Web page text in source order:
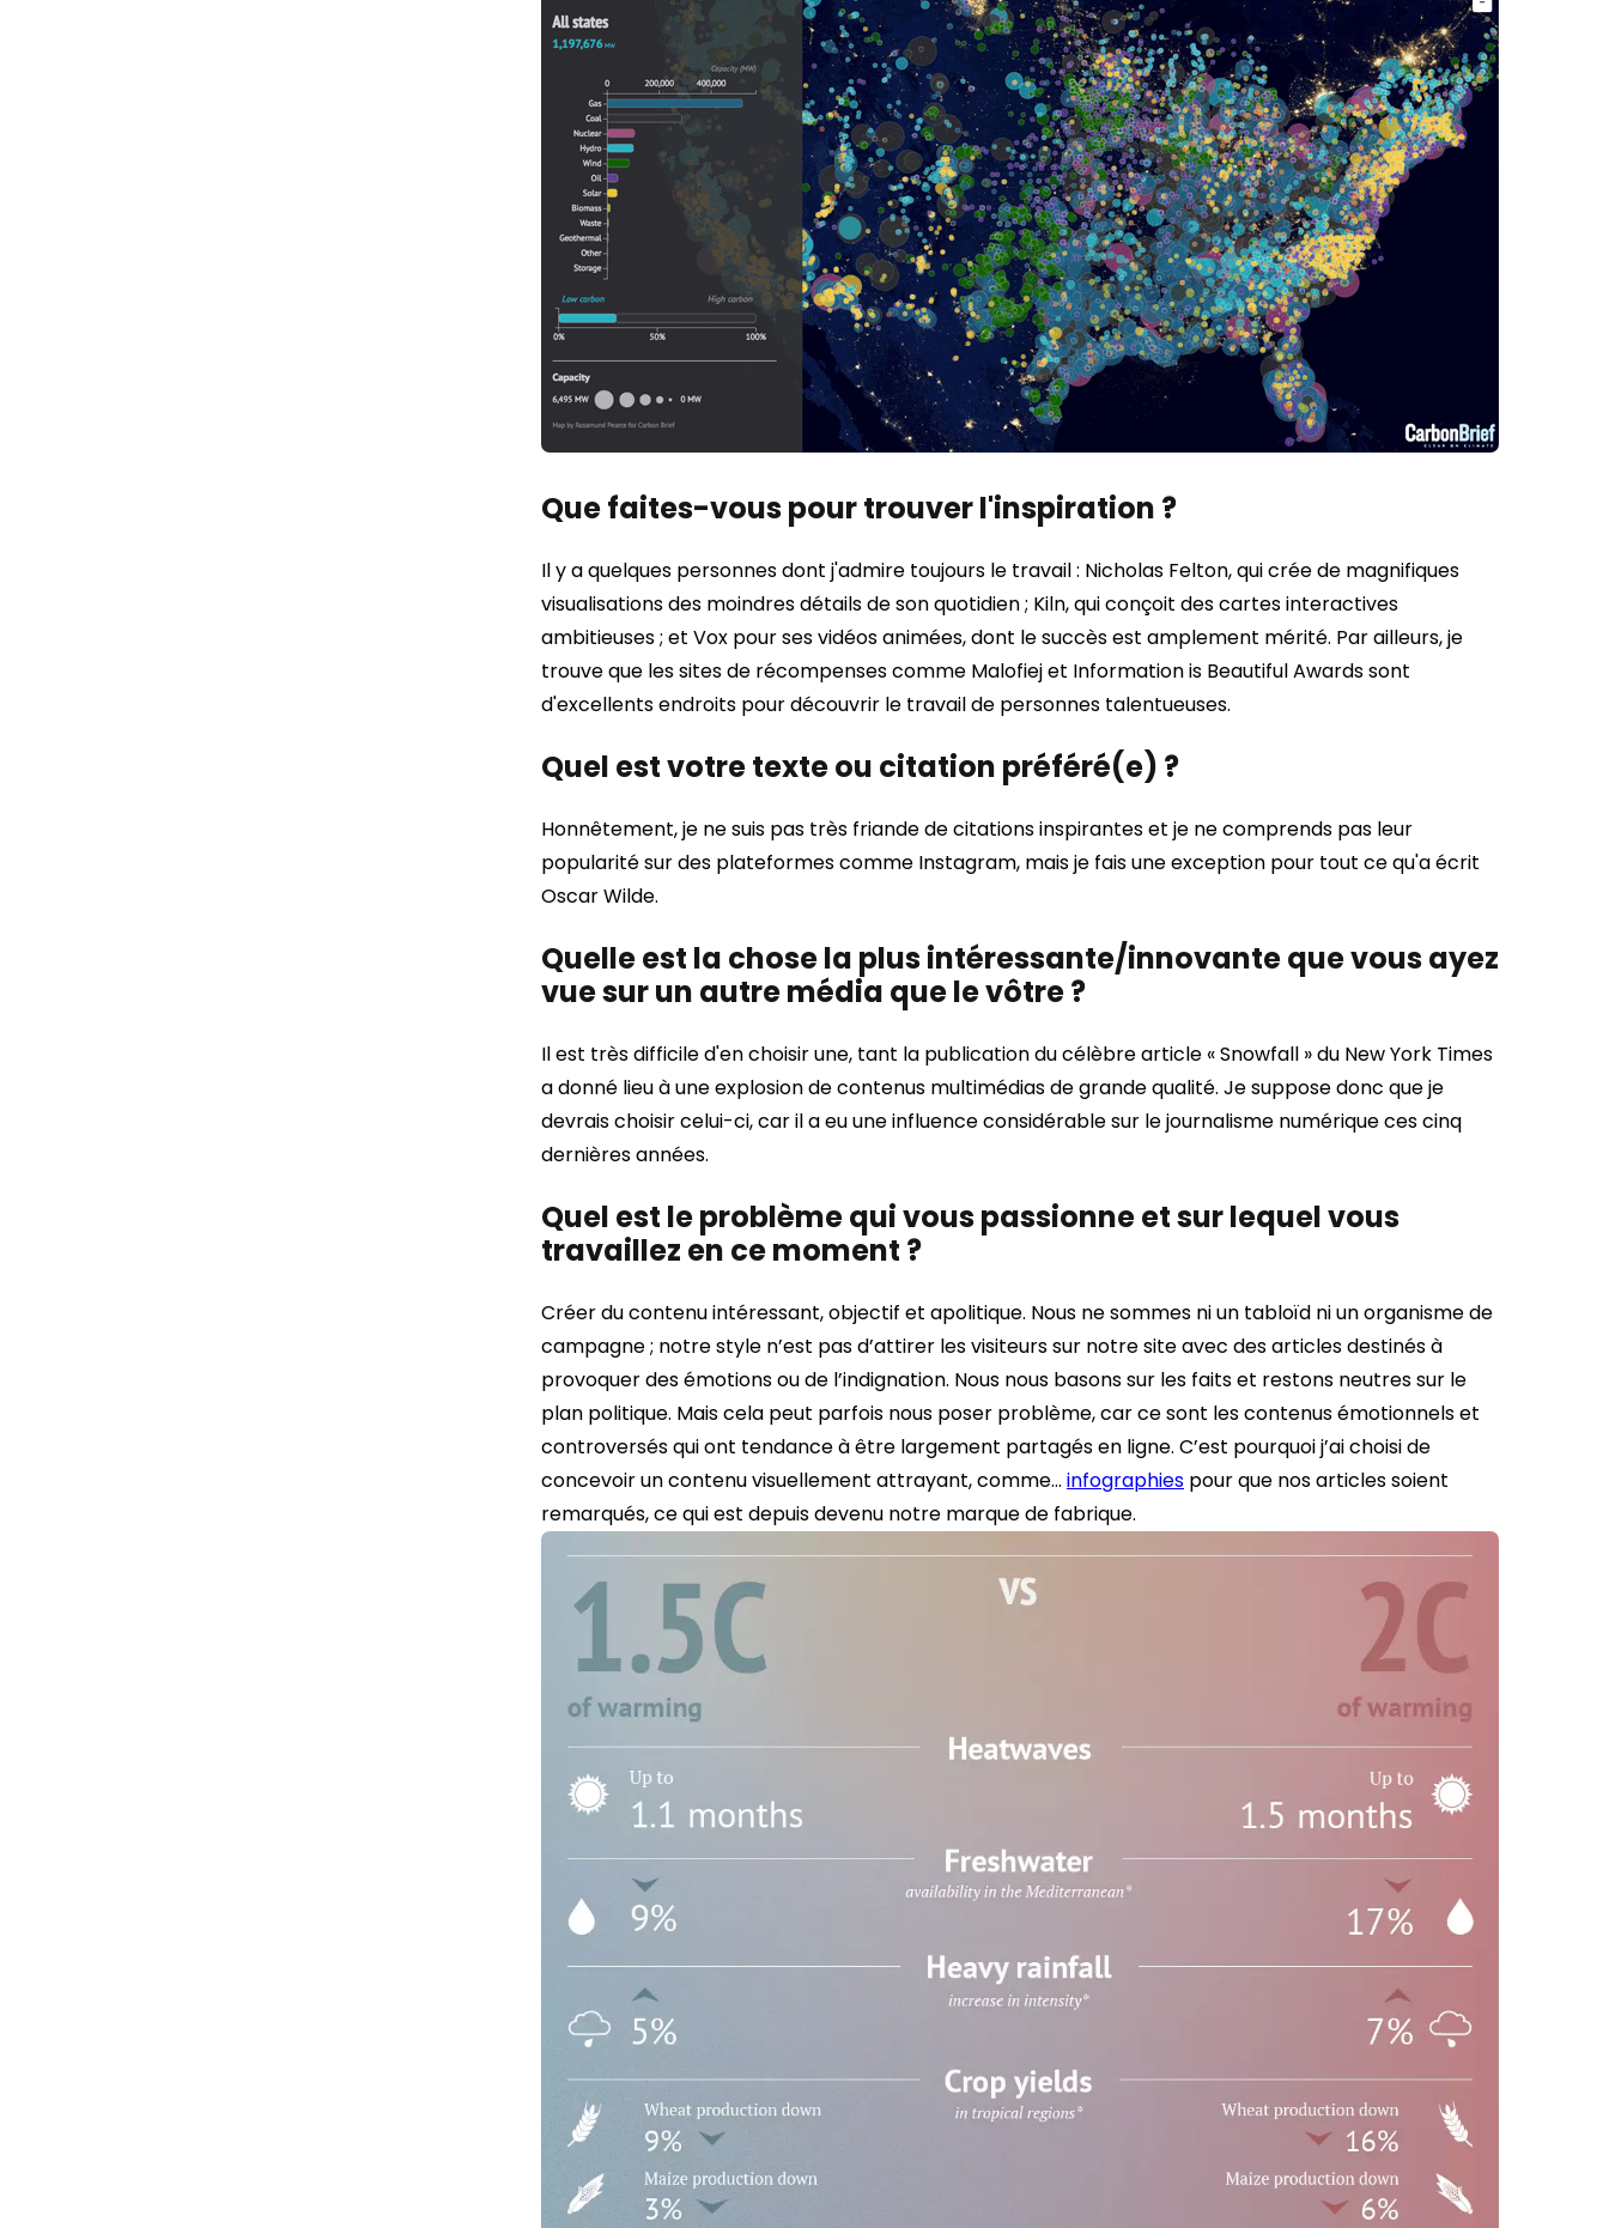
Que faites-vous pour trouver l'inspiration ?
Il y a quelques personnes dont j'admire toujours le travail : Nicholas Felton, qui crée de magnifiques
visualisations des moindres détails de son quotidien ; Kiln, qui conçoit des cartes interactives
ambitieuses ; et Vox pour ses vidéos animées, dont le succès est amplement mérité. Par ailleurs, je
trouve que les sites de récompenses comme Malofiej et Information is Beautiful Awards sont
d'excellents endroits pour découvrir le travail de personnes talentueuses.
Quel est votre texte ou citation préféré(e) ?
Honnêtement, je ne suis pas très friande de citations inspirantes et je ne comprends pas leur
popularité sur des plateformes comme Instagram, mais je fais une exception pour tout ce qu'a écrit
Oscar Wilde.
Quelle est la chose la plus intéressante/innovante que vous ayez
vue sur un autre média que le vôtre ?
Il est très difficile d'en choisir une, tant la publication du célèbre article « Snowfall » du New York Times
a donné lieu à une explosion de contenus multimédias de grande qualité. Je suppose donc que je
devrais choisir celui-ci, car il a eu une influence considérable sur le journalisme numérique ces cinq
dernières années.
Quel est le problème qui vous passionne et sur lequel vous
travaillez en ce moment ?
Créer du contenu intéressant, objectif et apolitique. Nous ne sommes ni un tabloïd ni un organisme de
campagne ; notre style n’est pas d’attirer les visiteurs sur notre site avec des articles destinés à
provoquer des émotions ou de l’indignation. Nous nous basons sur les faits et restons neutres sur le
plan politique. Mais cela peut parfois nous poser problème, car ce sont les contenus émotionnels et
controversés qui ont tendance à être largement partagés en ligne. C’est pourquoi j’ai choisi de
concevoir un contenu visuellement attrayant, comme… infographies pour que nos articles soient
remarqués, ce qui est depuis devenu notre marque de fabrique.